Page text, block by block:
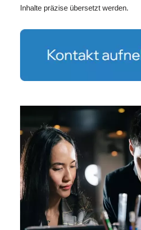
Inhalte präzise übersetzt werden.